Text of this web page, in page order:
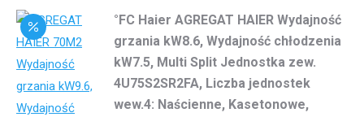
°FC Haier AGREGAT HAIER Wydajność
grzania kW8.6, Wydajność chłodzenia
kW7.5, Multi Split Jednostka zew.
4U75S2SR2FA, Liczba jednostek
wew.4: Naścienne, Kasetonowe,